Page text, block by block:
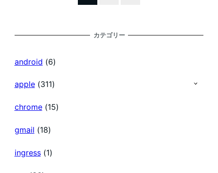
の
ペ
ー
ジ
カテゴリー
android (6)
apple(311)
chrome(15)
gmail (18)
ingress(1)